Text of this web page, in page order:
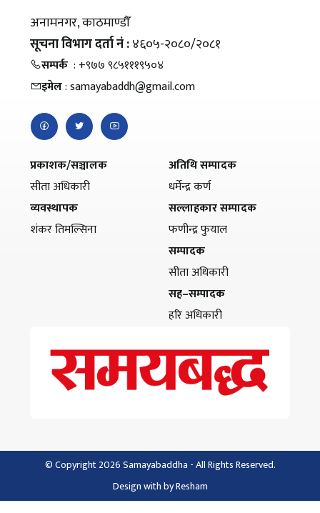
अनामनगर, काठमाण्डौँ
सूचना विभाग दर्ता नं :४६०५-२०८०/२०८१
सम्पर्क : +९७७ ९८५१११९५०४
इमेल: samayabaddh@gmail.com
प्रकाशक/सञ्चालक
सीता अधिकारी
व्यवस्थापक
शंकर तिमल्सिना
अतिथि सम्पादक
धर्मेन्द्र कर्ण
सल्लाहकार सम्पादक
फणीन्द्र फुयाल
सम्पादक
सीता अधिकारी
सह–सम्पादक
हरि अधिकारी
© Copyright 2026 Samayabaddha - All Rights Reserved.
Design withbyResham